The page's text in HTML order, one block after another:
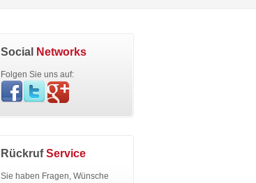
Social Networks
Folgen Sie uns auf:
RückrufService
Sie haben Fragen, Wünsche